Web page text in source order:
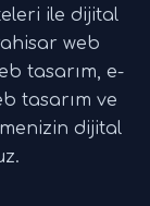
ile dijital
web
tasarım, e-
tasarım ve
dijital